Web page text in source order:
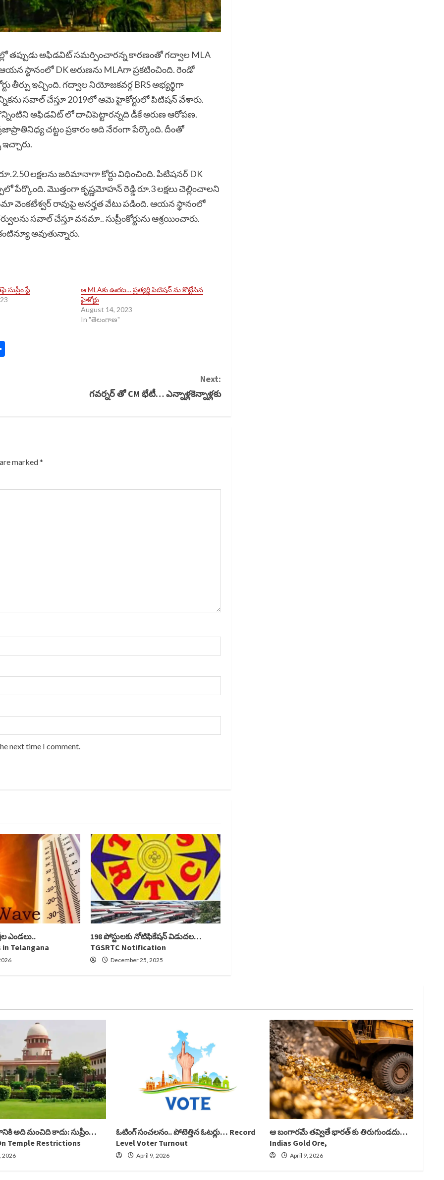
తప్పుడు అఫిడవిట్ సమర్పించారన్న కారణంతో గద్వాల MLA
ఆయన స్థానంలో DK అరుణను MLAగా ప్రకటించింది. రెండో
తీర్పు ఇచ్చింది. గద్వాల నియోజకవర్గ BRS అభ్యర్థిగా
సవాల్ చేస్తూ 2019లో ఆమె హైకోర్టులో పిటిషన్ వేశారు.
కొన్నింటిని అఫిడవిట్ లో దాచిపెట్టారన్నది డీకే అరుణ ఆరోపణ.
చట్టం ప్రకారం అది నేరంగా పేర్కొంది. దీంతో
ఇచ్చారు.
లక్షలను జరిమానాగా కోర్టు విధించింది. పిటిషనర్ DK
పేర్కొంది. మొత్తంగా కృష్ణమోహన్ రెడ్డి రూ.3 లక్షలు చెల్లించాలని
వెంకటేశ్వర్ రావుపై అనర్హత వేటు పడింది. ఆయన స్థానంలో
సవాల్ చేస్తూ వనమా.. సుప్రీంకోర్టును ఆశ్రయించారు.
అవుతున్నారు.
సుప్రీం స్టే
ఆ MLAకు ఊరట… ప్రత్యర్థి పిటిషన్ ను కొట్టేసిన
హైకోర్టు
August 14, 2023
In "తెలంగాణ"
Next:
గవర్నర్ తో CM భేటీ… ఎన్నాళ్లకెన్నాళ్లకు
marked*
next time I comment.
ఎండలు..
Telangana
198 పోస్టులకు నోటిఫికేషన్ విడుదల…
TGSRTC Notification
December 25, 2025
అది మంచిది కాదు: సుప్రీం…
Temple Restrictions
2026
ఓటింగ్ సంచలనం.. పోటెత్తిన ఓటర్లు… Record
Level Voter Turnout
April 9, 2026
ఆ బంగారమే తవ్వితే భారత్ కు తిరుగుండదు…
Indias Gold Ore,
April 9, 2026